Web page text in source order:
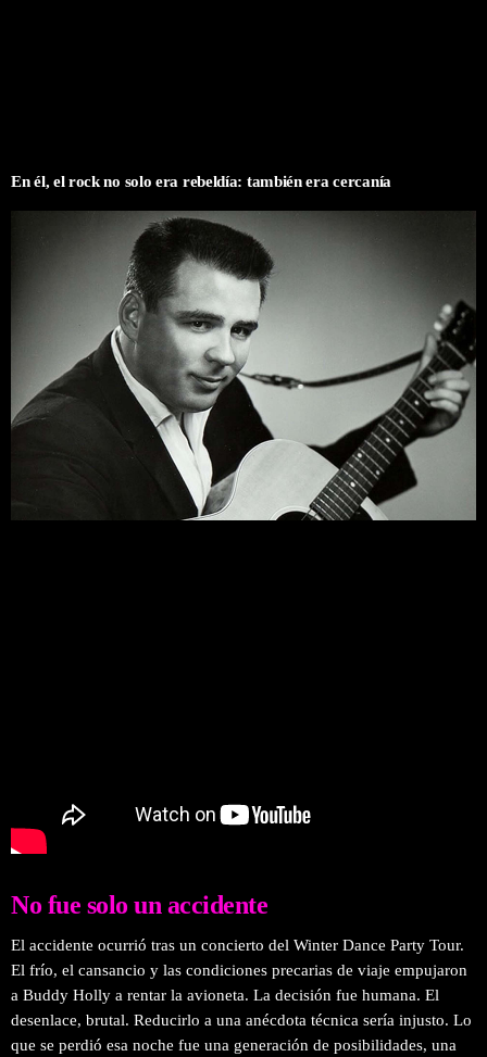
En él, el rock no solo era rebeldía: también era cercanía
No fue solo un accidente
El accidente ocurrió tras un concierto del Winter Dance Party Tour.
El frío, el cansancio y las condiciones precarias de viaje empujaron
a Buddy Holly a rentar la avioneta. La decisión fue humana. El
desenlace, brutal. Reducirlo a una anécdota técnica sería injusto. Lo
que se perdió esa noche fue una generación de posibilidades, una